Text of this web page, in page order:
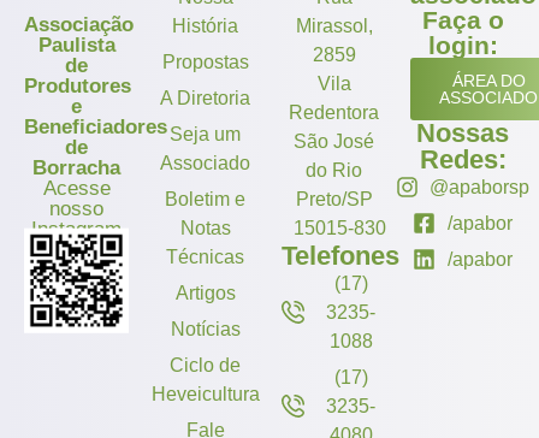
Associação
Paulista
de
Produtores
e
Beneficiadores
de
Borracha
Acesse
nosso
Instagram
História
Propostas
A Diretoria
Seja um
Associado
Boletim e
Notas
Técnicas
Artigos
Notícias
Ciclo de
Heveicultura
Fale
Mirassol,
2859
Vila
Redentora
São José
do Rio
Preto/SP
15015-830
Telefones
(17)
3235-
1088
(17)
3235-
Faça o
login:
ÁREA DO
ASSOCIADO
Nossas
Redes:
@apaborsp
/apabor
/apabor